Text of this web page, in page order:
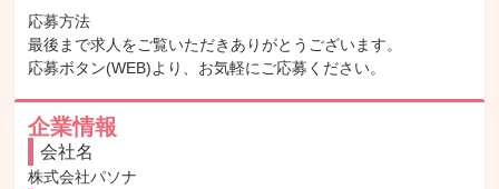
応募方法
最後まで求人をご覧いただきありがとうございます。
応募ボタン(WEB)より、お気軽にご応募ください。
企業情報
会社名
株式会社パソナ